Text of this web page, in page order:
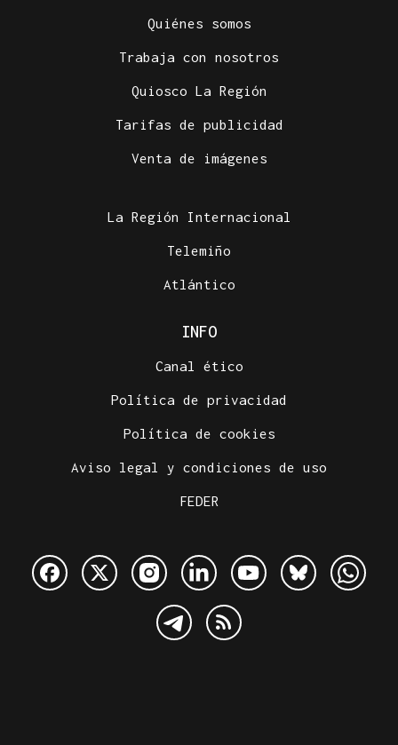
Quiénes somos
Trabaja con nosotros
Quiosco La Región
Tarifas de publicidad
Venta de imágenes
La Región Internacional
Telemiño
Atlántico
INFO
Canal ético
Política de privacidad
Política de cookies
Aviso legal y condiciones de uso
FEDER